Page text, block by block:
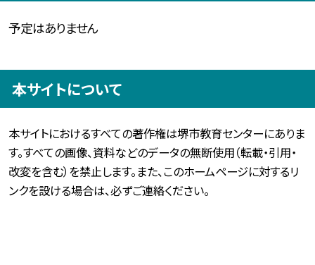
予定はありません
本サイトについて
本サイトにおけるすべての著作権は堺市教育センターにありま
す。すべての画像、資料などのデータの無断使用（転載・引用・
改変を含む）を禁止します。また、このホームページに対するリ
ンクを設ける場合は、必ずご連絡ください。